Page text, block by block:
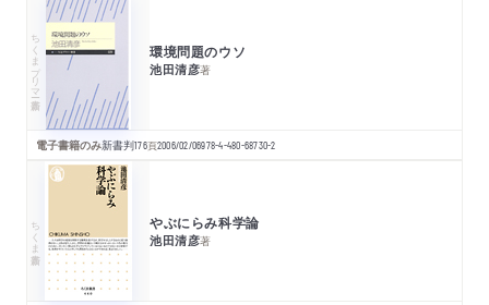
ちくまプリマー新書 環境問題のウソ
池田清彦著
電子書籍のみ新書判176頁2006/02/06978-4-480-68730-2
ちくま新書 やぶにらみ科学論
池田清彦著